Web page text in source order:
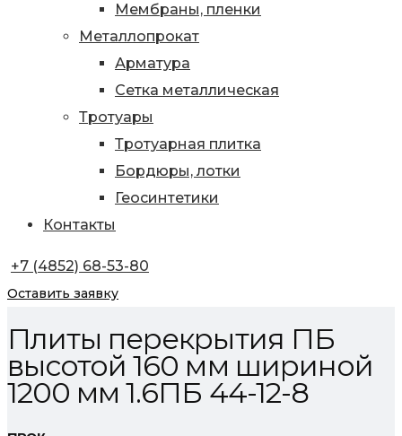
Мембраны, пленки
Металлопрокат
Арматура
Сетка металлическая
Тротуары
Тротуарная плитка
Бордюры, лотки
Геосинтетики
Контакты
+7 (4852) 68-53-80
Оставить заявку
Плиты перекрытия ПБ
высотой 160 мм шириной
1200 мм 1.6ПБ 44-12-8